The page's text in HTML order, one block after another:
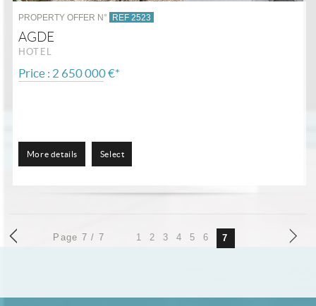
PROPERTY OFFER N° REF 2523
AGDE
HOTEL
Price : 2 650 000 €*
More details Select
Page 7 / 7 1 2 3 4 5 6 7